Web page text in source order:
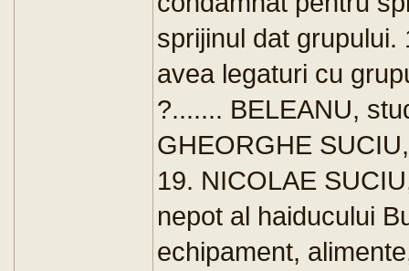
sprijinul dat grupului.
avea legaturi cu
?....... BELEANU,
GHEORGHE
19. NICOLAE
nepot al haiducului
echipament,